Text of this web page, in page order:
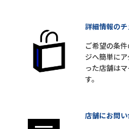
詳細情報の
ご希望の条
ジへ簡単に
った店舗は
す。
店舗にお問